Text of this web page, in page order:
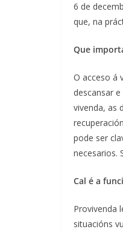
6 de
que, na
Que
O acceso á
descansar
vivenda, as
pode ser
necesarios.
Cal é a
Provivenda
situacións